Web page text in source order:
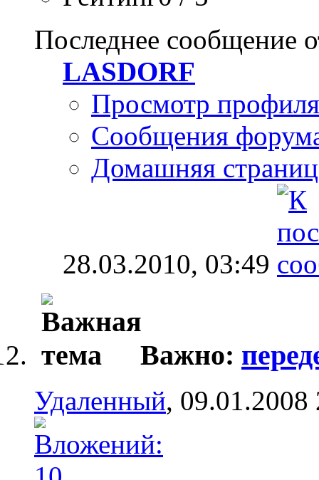
Последнее сообщение
LASDORF
Просмотр профиля
Сообщения
Домашняя
28.03.2010, 03:49
Важно:
Удаленный, 09.01.2008